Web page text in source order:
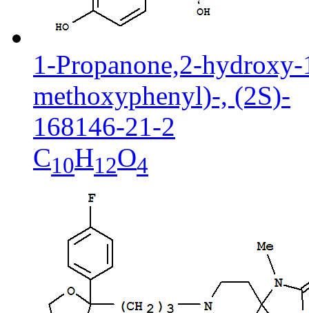
1-Propanone,2-
methoxyphenyl)-, (2S)-
168146-21-2
C10H12O4